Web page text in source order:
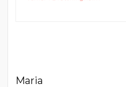
Maria